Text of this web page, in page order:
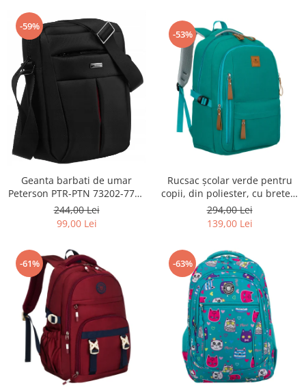
-59%
Geanta barbati de umar
Peterson PTR-PTN 73202-7738
BL
244,00 Lei
99,00 Lei
-53%
Rucsac școlar verde pentru
copii, din poliester, cu bretele
reglabile - Peterson PTR-PTN
BHX-01-9259 Gree
294,00 Lei
139,00 Lei
-61% -63%